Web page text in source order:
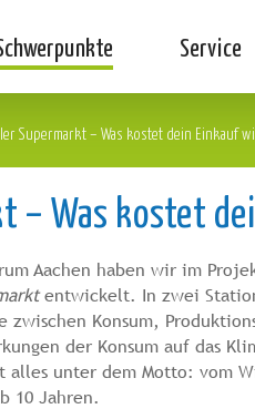
Service
Supermarkt – Was kostet dein Einkauf
– Was kostet
Aachen haben wir im
entwickelt. In zwei
zwischen Konsum,
der Konsum auf das
unter dem Motto: vom
10 Jahren.